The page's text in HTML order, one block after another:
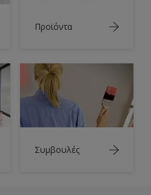
Προϊόντα
Συμβουλές